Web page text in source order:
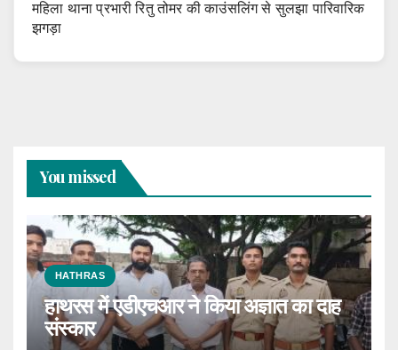
महिला थाना प्रभारी रितु तोमर की काउंसलिंग से सुलझा पारिवारिक
झगड़ा
You missed
HATHRAS
हाथरस में एडीएचआर ने किया अज्ञात का दाह
संस्कार